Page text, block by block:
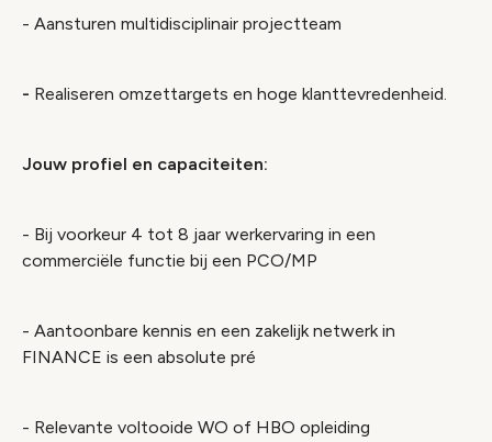
- Aansturen multidisciplinair projectteam
- Realiseren omzettargets en hoge klanttevredenheid.
Jouw profiel en capaciteiten:
- Bij voorkeur 4 tot 8 jaar werkervaring in een
commerciële functie bij een PCO/MP
- Aantoonbare kennis en een zakelijk netwerk in
FINANCE is een absolute pré
- Relevante voltooide WO of HBO opleiding